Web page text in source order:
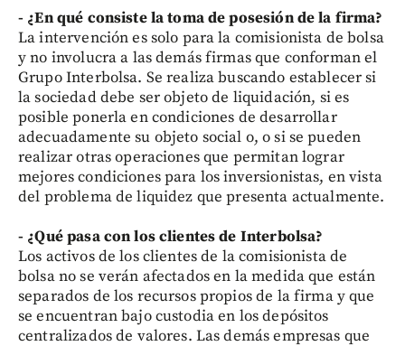
- ¿En qué consiste la toma de posesión de la firma?
La intervención es solo para la comisionista de bolsa
y no involucra a las demás firmas que conforman el
Grupo Interbolsa. Se realiza buscando establecer si
la sociedad debe ser objeto de liquidación, si es
posible ponerla en condiciones de desarrollar
adecuadamente su objeto social o, o si se pueden
realizar otras operaciones que permitan lograr
mejores condiciones para los inversionistas, en vista
del problema de liquidez que presenta actualmente.
- ¿Qué pasa con los clientes de Interbolsa?
Los activos de los clientes de la comisionista de
bolsa no se verán afectados en la medida que están
separados de los recursos propios de la firma y que
se encuentran bajo custodia en los depósitos
centralizados de valores. Las demás empresas que